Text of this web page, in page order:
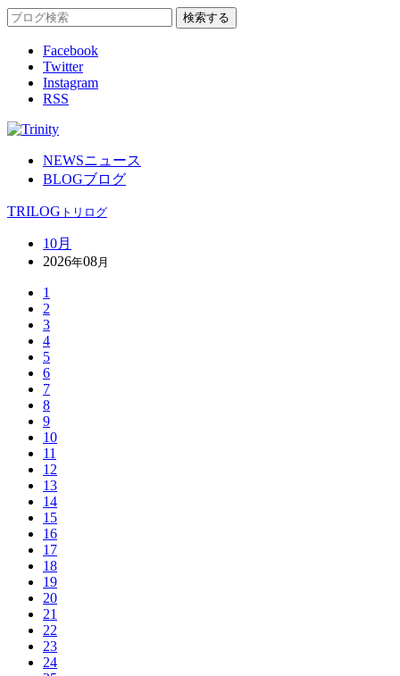
Facebook
Twitter
Instagram
RSS
NEWSニュース
BLOGブログ
TRILOG トリログ
10月
2026年08月
1
2
3
4
5
6
7
8
9
10
11
12
13
14
15
16
17
18
19
20
21
22
23
24